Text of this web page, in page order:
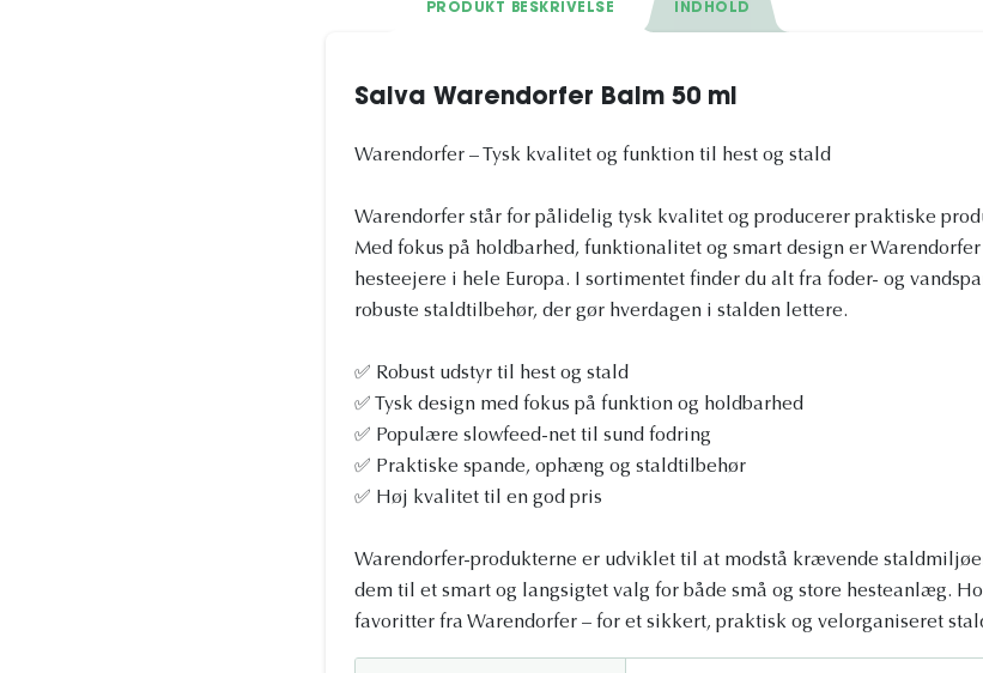
PRODUKT BESKRIVELSE INDHOLD
Salva Warendorfer Balm 50 ml
Warendorfer – Tysk kvalitet og funktion til hest og stald
Warendorfer står for pålidelig tysk kvalitet og producerer praktiske
Med fokus på holdbarhed, funktionalitet og smart design er
hesteejere i hele Europa. I sortimentet finder du alt fra foder- og
robuste staldtilbehør, der gør hverdagen i stalden lettere.
✅ Robust udstyr til hest og stald
✅ Tysk design med fokus på funktion og holdbarhed
✅ Populære slowfeed-net til sund fodring
✅ Praktiske spande, ophæng og staldtilbehør
✅ Høj kvalitet til en god pris
Warendorfer-produkterne er udviklet til at modstå krævende
dem til et smart og langsigtet valg for både små og store hesteanlæg.
favoritter fra Warendorfer – for et sikkert, praktisk og velorganiseret